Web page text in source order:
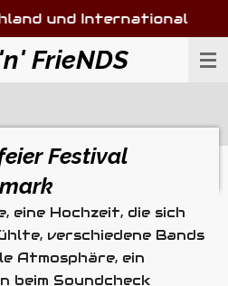
FrieNDS
und International
Festival
eine Hochzeit, die sich
verschiedene Bands
Atmosphäre, ein
beim Soundcheck